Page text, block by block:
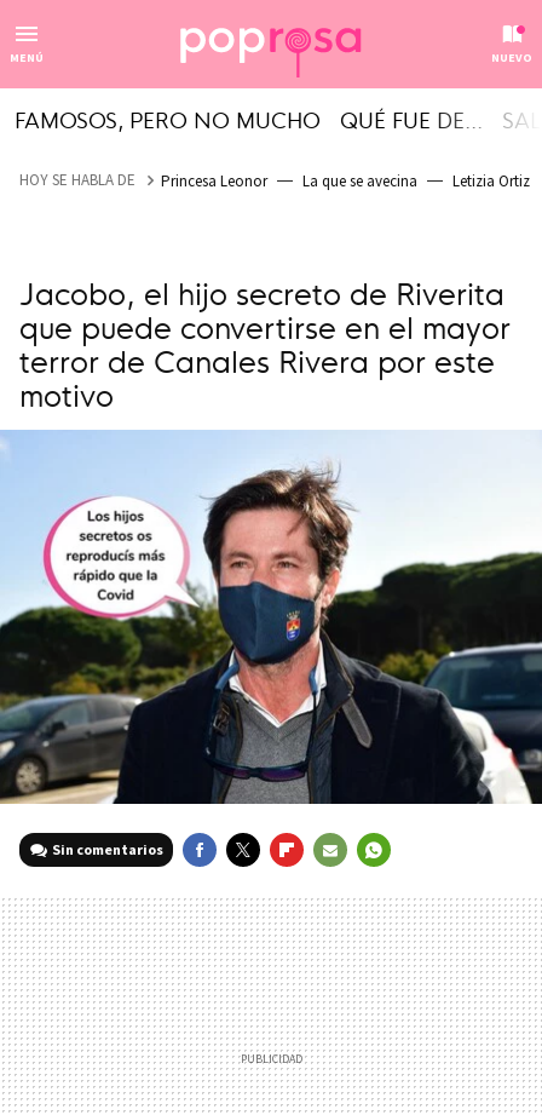
MENÚ NUEVO
FAMOSOS, PERO NO MUCHO QUÉ FUE DE...
HOY SE HABLA DE Princesa Leonor La que se avecina Letizia Ortiz
Jacobo, el hijo secreto de Riverita
que puede convertirse en el mayor
terror de Canales Rivera por este
motivo
Sin comentarios
MAIL